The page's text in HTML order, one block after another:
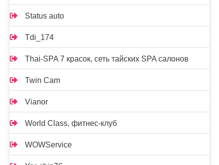
Status auto
Tdi_174
Thai-SPA 7 красок, сеть тайских SPA салонов
Twin Cam
Vianor
World Class, фитнес-клуб
WOWService